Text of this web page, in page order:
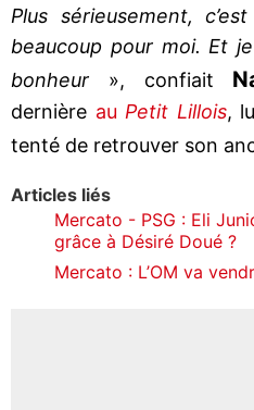
Plus sérieusement,
beaucoup pour moi. Et
bonheur », confiait
dernière au Petit Lillois,
tenté de retrouver son
Articles liés
Mercato - PSG : Eli
grâce à Désiré Doué ?
Mercato : L’OM va